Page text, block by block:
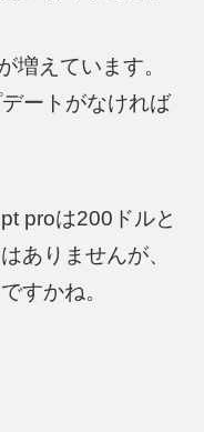
増えています。
ートがなければ
proは200ドルと
ありませんが、
すかね。